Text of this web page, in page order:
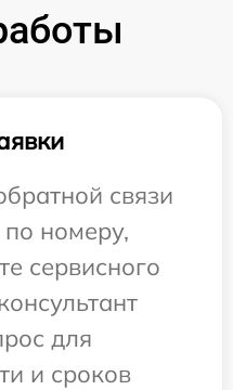
связи
номеру,
сервисного
для
и сроков